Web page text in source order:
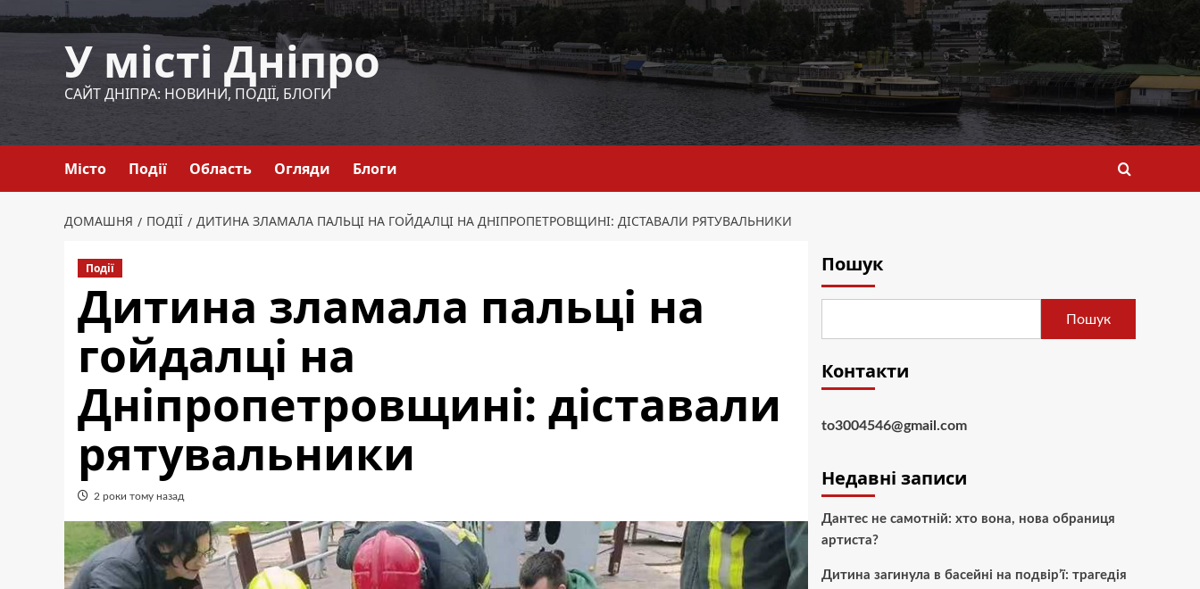
до
У місті Дніпро
САЙТ ДНІПРА: НОВИНИ, ПОДІЇ, БЛОГИ
Місто Події Область Огляди Блоги
ДОМАШНЯ ПОДІЇ ДИТИНА ЗЛАМАЛА ПАЛЬЦІ НА ГОЙДАЛЦІ НА ДНІПРОПЕТРОВЩИНІ: ДІСТАВАЛИ РЯТУВАЛЬНИКИ
Події
Дитина зламала пальці на
гойдалці на
Дніпропетровщині: діставали
рятувальники
2 роки тому назад
Пошук
Пошук
Контакти
to3004546@gmail.com
Недавні записи
Дантес не самотній: хто вона, нова обраниця
артиста?
Дитина загинула в басейні на подвір’ї: трагедія